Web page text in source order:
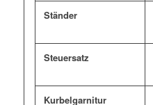
Ständer
Steuersatz
Kurbelgarnitur